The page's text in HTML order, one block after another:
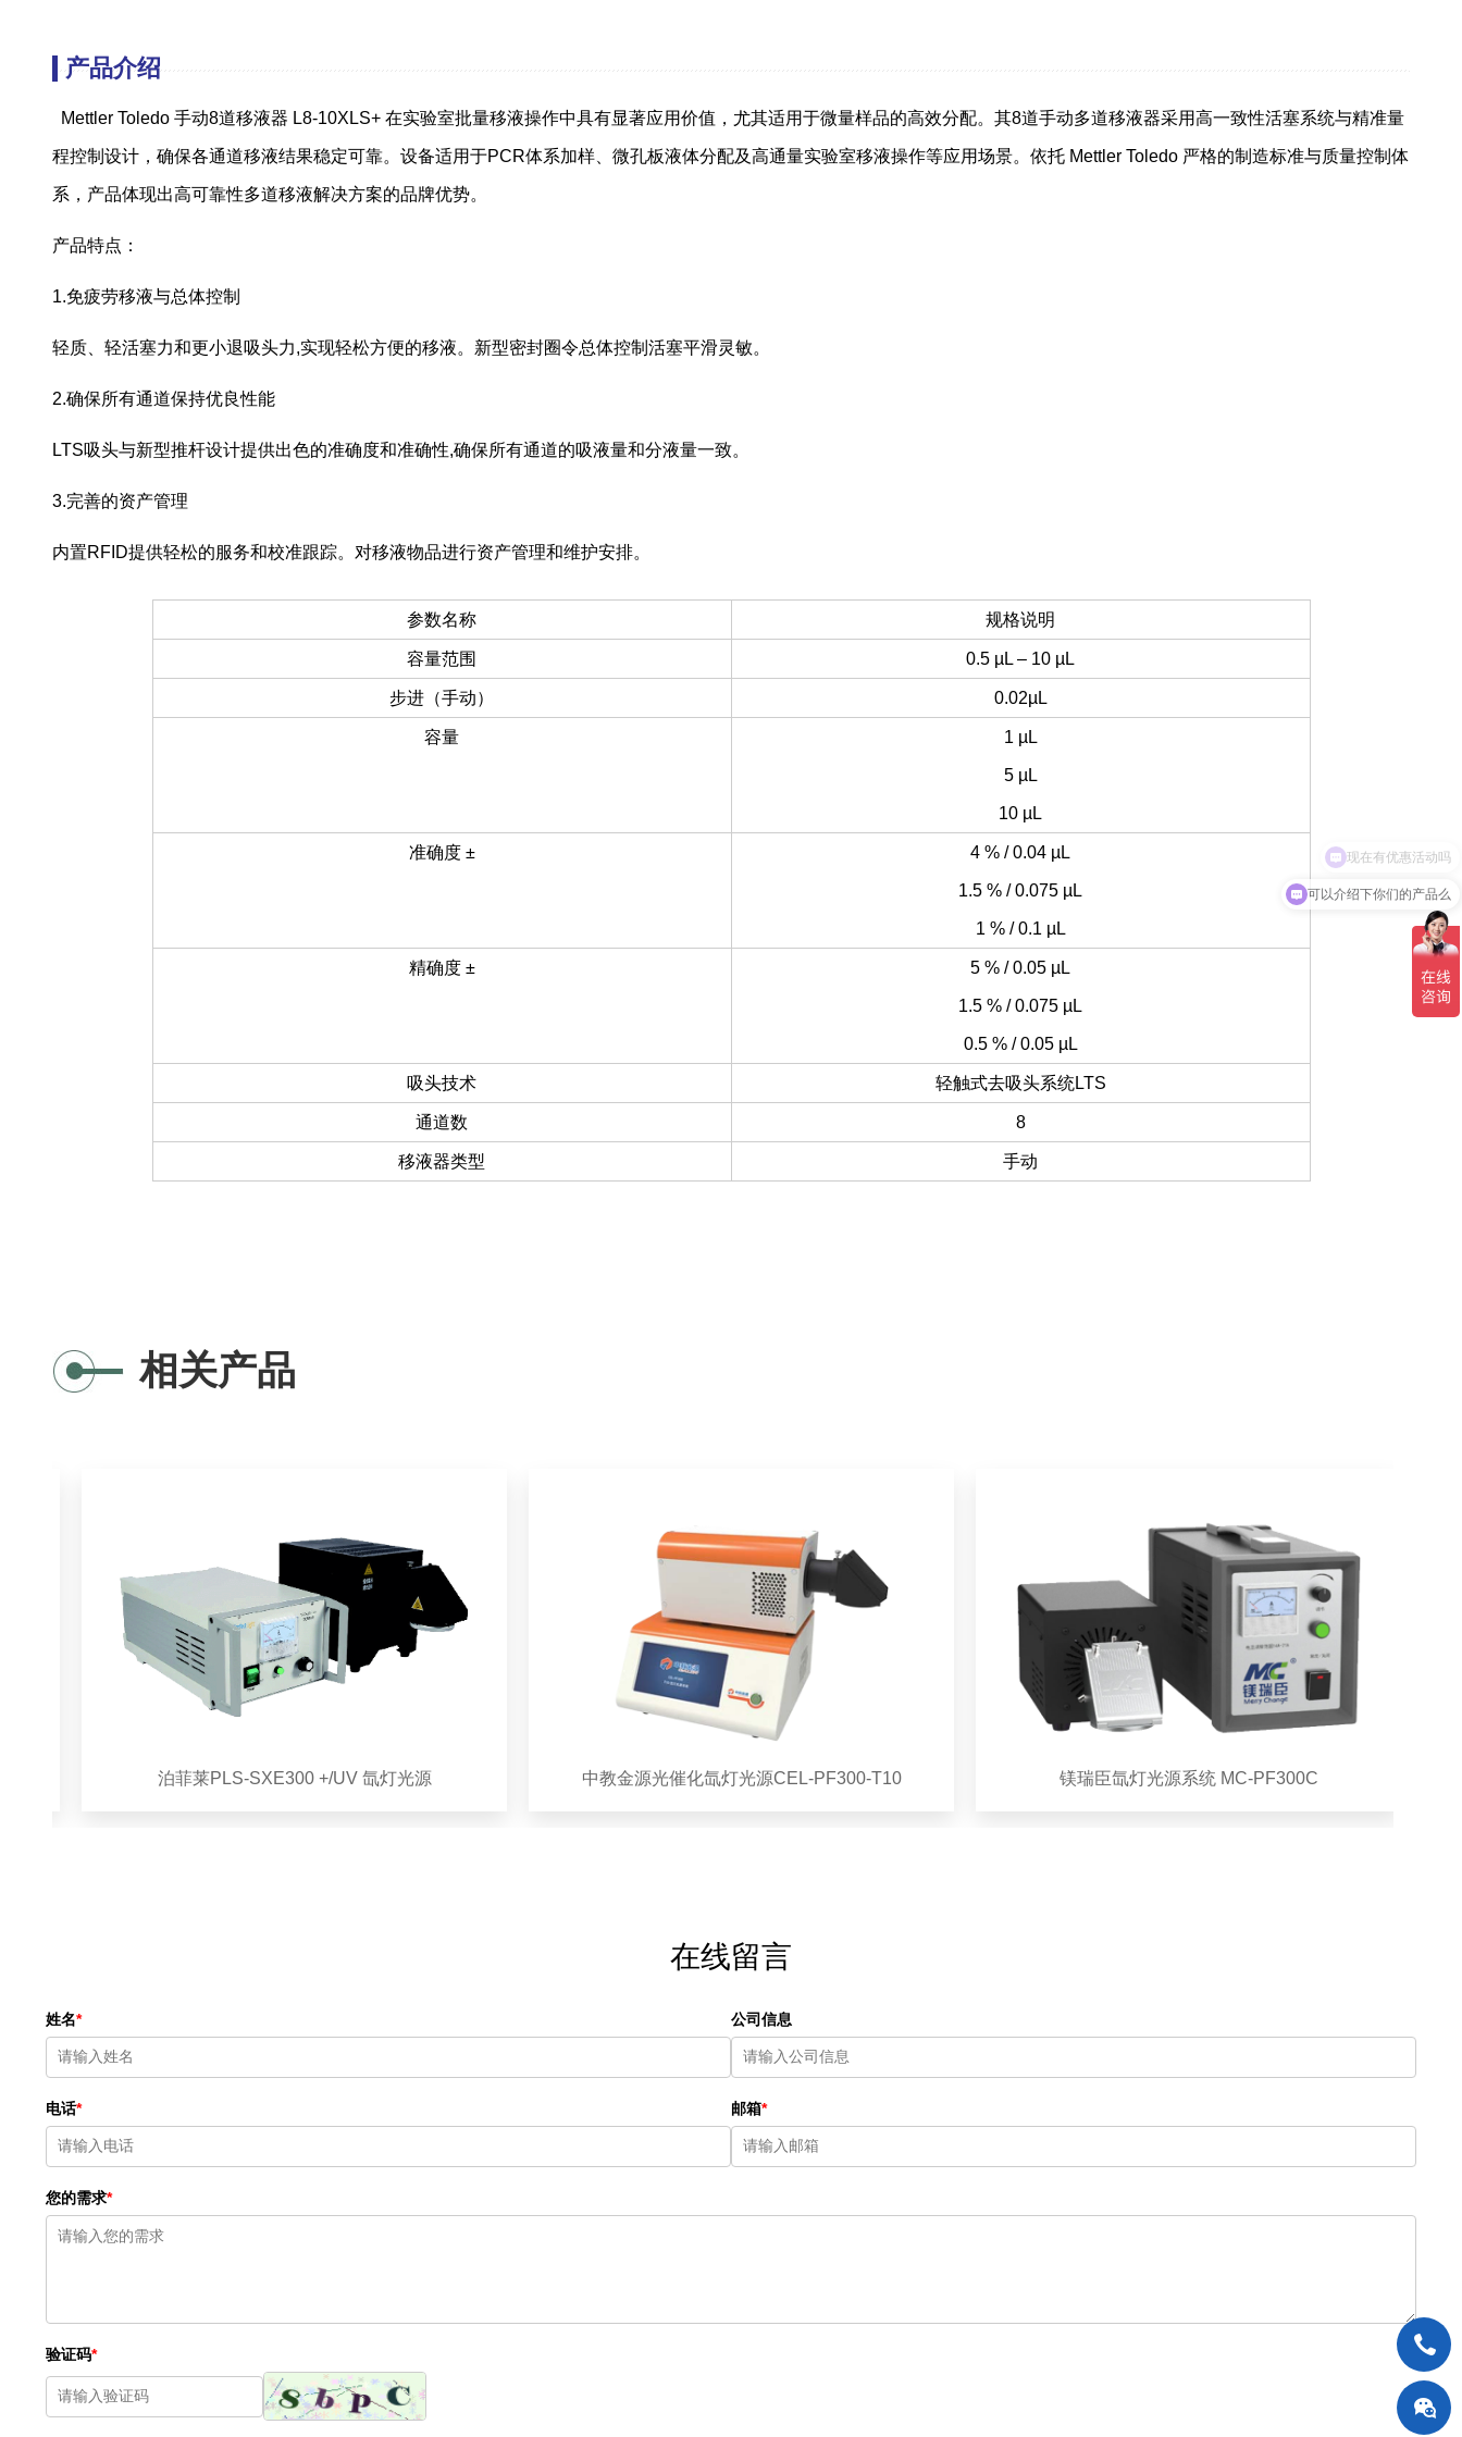
产品介绍
Mettler Toledo 手动8道移液器 L8-10XLS+ 在实验室批量移液操作中具有显著应用价值，尤其适用于微量样品的高效分配。其8道手动多道移液器采用高一致性活塞系统与精准量
程控制设计，确保各通道移液结果稳定可靠。设备适用于PCR体系加样、微孔板液体分配及高通量实验室移液操作等应用场景。依托 Mettler Toledo 严格的制造标准与质量控制体
系，产品体现出高可靠性多道移液解决方案的品牌优势。
产品特点：
1.免疲劳移液与总体控制
轻质、轻活塞力和更小退吸头力,实现轻松方便的移液。新型密封圈令总体控制活塞平滑灵敏。
2.确保所有通道保持优良性能
LTS吸头与新型推杆设计提供出色的准确度和准确性,确保所有通道的吸液量和分液量一致。
3.完善的资产管理
内置RFID提供轻松的服务和校准跟踪。对移液物品进行资产管理和维护安排。
参数名称 规格说明
容量范围 0.5 µL – 10 µL
步进（手动） 0.02µL
容量 1 µL
5 µL
10 µL
准确度 ± 4 % / 0.04 µL
1.5 % / 0.075 µL
1 % / 0.1 µL
精确度 ± 5 % / 0.05 µL
1.5 % / 0.075 µL
0.5 % / 0.05 µL
吸头技术 轻触式去吸头系统LTS
通道数 8
移液器类型 手动
相关产品
泊菲莱PLS-SXE300 +/UV 氙灯光源 中教金源光催化氙灯光源CEL-PF300-T10 镁瑞臣氙灯光源系统 MC-PF300C
在线留言
姓名* 公司信息
电话* 邮箱*
您的需求*
验证码*
可以介绍下你们的产品么